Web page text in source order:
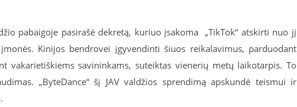
pabaigoje pasirašė dekretą, kuriuo įsakoma „TikTok“ atskirti nuo jį
Kinijos bendrovei įgyvendinti šiuos reikalavimus, parduodant
vakarietiškiems savininkams, suteiktas vienerių metų laikotarpis. To
„ByteDance“ šį JAV valdžios sprendimą apskundė teismui ir